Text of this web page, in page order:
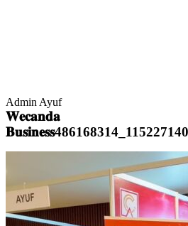
Admin Ayuf
𝐖𝐞𝐜𝐚𝐧𝐝𝐚